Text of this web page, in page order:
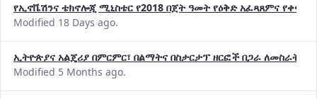
የኢኖቬሽንና ቴክኖሎጂ ሚኒስቴር የ2018 በጀት ዓመት የዕቅድ አፈጻጸምና
Modified 18 Days ago.
ኢትዮጵያና አልጄሪያ በምርምር፣ በልማትና በስታርታፕ ዘርፎች በጋራ ለመስራት
Modified 5 Months ago.